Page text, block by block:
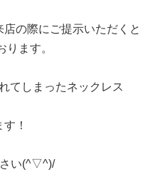
の際にご提示いただくと
ます。
てしまったネックレス
！
さい(^▽^)/